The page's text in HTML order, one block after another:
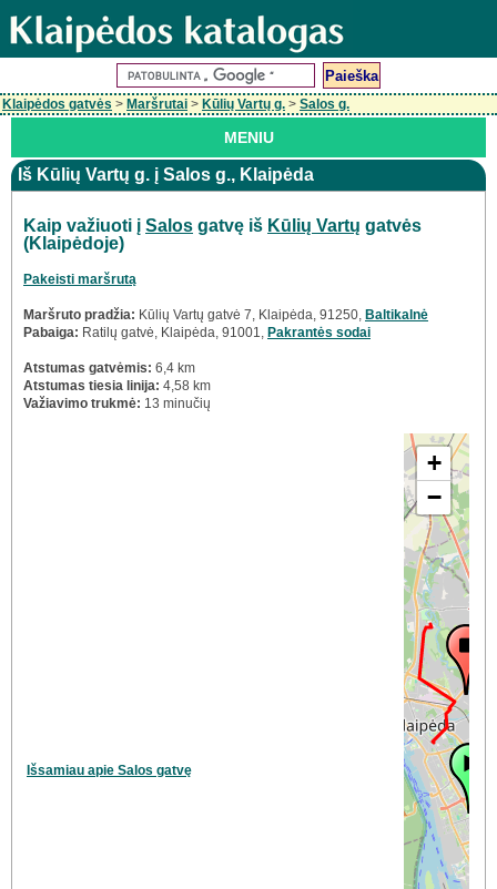
Klaipėdos gatvės > Maršrutai > Kūlių Vartų g. > Salos g.
MENIU
Iš Kūlių Vartų g. į Salos g., Klaipėda
Kaip važiuoti į Salos gatvę iš Kūlių Vartų gatvės
(Klaipėdoje)
Pakeisti maršrutą
Maršruto pradžia: Kūlių Vartų gatvė 7, Klaipėda, 91250, Baltikalnė
Pabaiga: Ratilų gatvė, Klaipėda, 91001, Pakrantės sodai
Atstumas gatvėmis: 6,4 km
Atstumas tiesia linija: 4,58 km
Važiavimo trukmė: 13 minučių
Išsamiau apie Salos gatvę
+
−